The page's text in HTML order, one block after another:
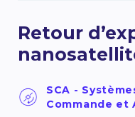
Retour
SCA -
Commande et